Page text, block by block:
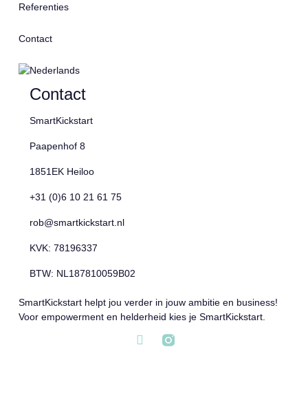
SmartKickstart helpt jou verder in jouw ambitie en business!
Voor empowerment en helderheid kies je SmartKickstart.
Referenties
Contact
Contact
SmartKickstart
Paapenhof 8
1851EK Heiloo
+31 (0)6 10 21 61 75
rob@smartkickstart.nl
KVK: 78196337
BTW: NL187810059B02